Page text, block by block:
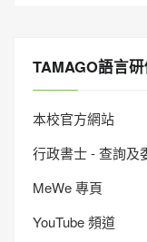
TAMAGO語言
本校官方網站
行政書士 - 查詢及
MeWe 專頁
YouTube 頻道